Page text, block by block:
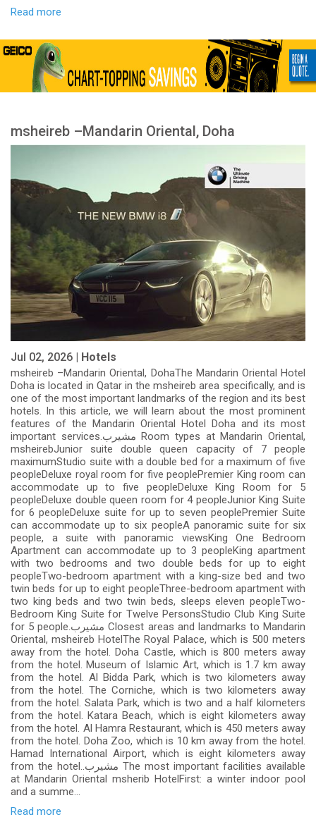
Read more
msheireb –Mandarin Oriental, Doha
Jul 02, 2026 | Hotels
msheireb –Mandarin Oriental, DohaThe Mandarin Oriental Hotel
Doha is located in Qatar in the msheireb area specifically, and is
one of the most important landmarks of the region and its best
hotels. In this article, we will learn about the most prominent
features of the Mandarin Oriental Hotel Doha and its most
important services.مشيرب Room types at Mandarin Oriental,
msheirebJunior suite double queen capacity of 7 people
maximumStudio suite with a double bed for a maximum of five
peopleDeluxe royal room for five peoplePremier King room can
accommodate up to five peopleDeluxe King Room for 5
peopleDeluxe double queen room for 4 peopleJunior King Suite
for 6 peopleDeluxe suite for up to seven peoplePremier Suite
can accommodate up to six peopleA panoramic suite for six
people, a suite with panoramic viewsKing One Bedroom
Apartment can accommodate up to 3 peopleKing apartment
with two bedrooms and two double beds for up to eight
peopleTwo-bedroom apartment with a king-size bed and two
twin beds for up to eight peopleThree-bedroom apartment with
two king beds and two twin beds, sleeps eleven peopleTwo-
Bedroom King Suite for Twelve PersonsStudio Club King Suite
for 5 people.مشيرب Closest areas and landmarks to Mandarin
Oriental, msheireb HotelThe Royal Palace, which is 500 meters
away from the hotel. Doha Castle, which is 800 meters away
from the hotel. Museum of Islamic Art, which is 1.7 km away
from the hotel. Al Bidda Park, which is two kilometers away
from the hotel. The Corniche, which is two kilometers away
from the hotel. Salata Park, which is two and a half kilometers
from the hotel. Katara Beach, which is eight kilometers away
from the hotel. Al Hamra Restaurant, which is 450 meters away
from the hotel. Doha Zoo, which is 10 km away from the hotel.
Hamad International Airport, which is eight kilometers away
from the hotel..مشيرب The most important facilities available
at Mandarin Oriental msherib HotelFirst: a winter indoor pool
and a summe...
Read more